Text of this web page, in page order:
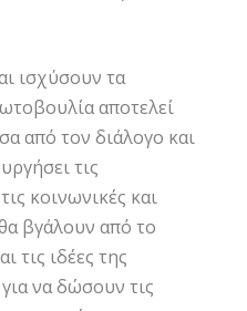
ισχύσουν τα
αποτελεί
από τον διάλογο και
τις
κοινωνικές και
βγάλουν από το
τις ιδέες της
να δώσουν τις